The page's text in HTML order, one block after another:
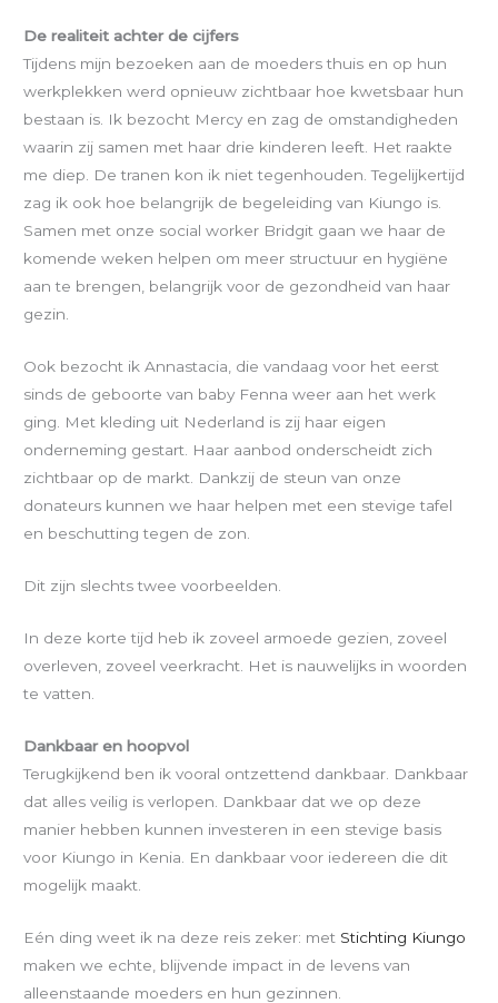
De realiteit achter de cijfers
Tijdens mijn bezoeken aan de moeders thuis en op hun
werkplekken werd opnieuw zichtbaar hoe kwetsbaar hun
bestaan is. Ik bezocht Mercy en zag de omstandigheden
waarin zij samen met haar drie kinderen leeft. Het raakte
me diep. De tranen kon ik niet tegenhouden. Tegelijkertijd
zag ik ook hoe belangrijk de begeleiding van Kiungo is.
Samen met onze social worker Bridgit gaan we haar de
komende weken helpen om meer structuur en hygiëne
aan te brengen, belangrijk voor de gezondheid van haar
gezin.
Ook bezocht ik Annastacia, die vandaag voor het eerst
sinds de geboorte van baby Fenna weer aan het werk
ging. Met kleding uit Nederland is zij haar eigen
onderneming gestart. Haar aanbod onderscheidt zich
zichtbaar op de markt. Dankzij de steun van onze
donateurs kunnen we haar helpen met een stevige tafel
en beschutting tegen de zon.
Dit zijn slechts twee voorbeelden.
In deze korte tijd heb ik zoveel armoede gezien, zoveel
overleven, zoveel veerkracht. Het is nauwelijks in woorden
te vatten.
Dankbaar en hoopvol
Terugkijkend ben ik vooral ontzettend dankbaar. Dankbaar
dat alles veilig is verlopen. Dankbaar dat we op deze
manier hebben kunnen investeren in een stevige basis
voor Kiungo in Kenia. En dankbaar voor iedereen die dit
mogelijk maakt.
Eén ding weet ik na deze reis zeker: met Stichting Kiungo
maken we echte, blijvende impact in de levens van
alleenstaande moeders en hun gezinnen.